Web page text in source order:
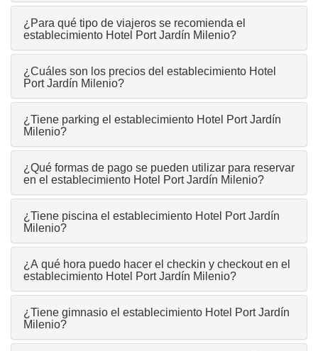
¿Para qué tipo de viajeros se recomienda el
establecimiento Hotel Port Jardín Milenio?
¿Cuáles son los precios del establecimiento Hotel
Port Jardín Milenio?
¿Tiene parking el establecimiento Hotel Port Jardín
Milenio?
¿Qué formas de pago se pueden utilizar para reservar
en el establecimiento Hotel Port Jardín Milenio?
¿Tiene piscina el establecimiento Hotel Port Jardín
Milenio?
¿A qué hora puedo hacer el checkin y checkout en el
establecimiento Hotel Port Jardín Milenio?
¿Tiene gimnasio el establecimiento Hotel Port Jardín
Milenio?